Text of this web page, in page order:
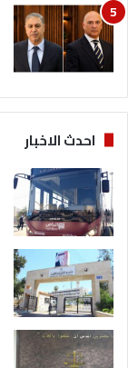
احدث الاخبار